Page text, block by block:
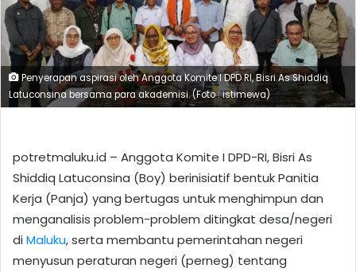
Penyerapan aspirasi oleh Anggota Komite I DPD RI, Bisri As Shiddiq
Latuconsina bersama para akademisi. (Foto : istimewa)
potretmaluku.id – Anggota Komite I DPD-RI, Bisri As
Shiddiq Latuconsina (Boy) berinisiatif bentuk Panitia
Kerja (Panja) yang bertugas untuk menghimpun dan
menganalisis problem-problem ditingkat desa/negeri
diMaluku, serta membantu pemerintahan negeri
menyusun peraturan negeri (perneg) tentang